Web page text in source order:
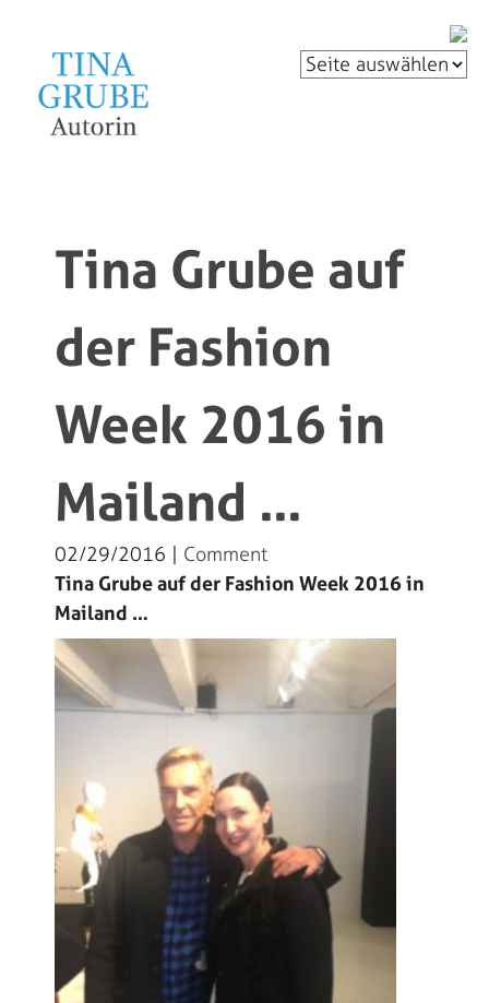
Tina Grube auf
der Fashion
Week 2016 in
Mailand …
02/29/2016 | Comment
Tina Grube auf der Fashion Week 2016 in
Mailand …